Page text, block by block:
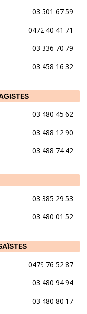
03 501 67 59
0472 40 41 71
03 336 70 79
03 458 16 32
03 480 45 62
03 488 12 90
03 488 74 42
03 385 29 53
03 480 01 52
0479 76 52 87
03 480 94 94
03 480 80 17